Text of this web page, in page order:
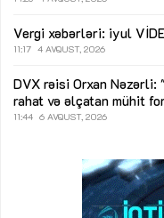
Vergi xəbərləri: iyul
11:17 4 AVQUST, 2026
DVX rəisi Orxan Nəzərli:
rahat və əlçatan mühit
11:44 6 AVQUST, 2026